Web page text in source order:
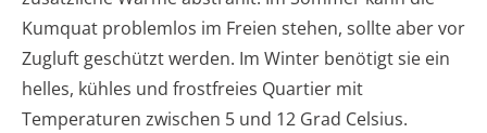
Kumquat problemlos im Freien stehen, sollte aber vor
Zugluft geschützt werden. Im Winter benötigt sie ein
helles, kühles und frostfreies Quartier mit
Temperaturen zwischen 5 und 12 Grad Celsius.